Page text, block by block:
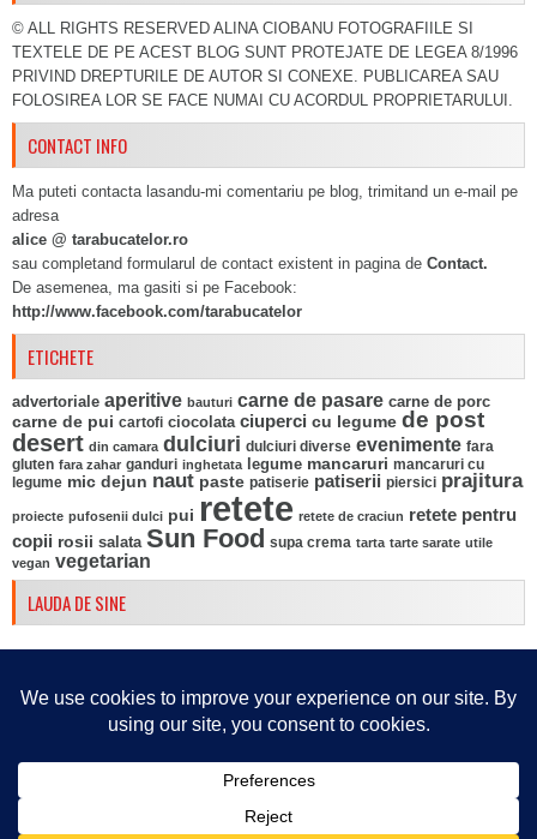
© ALL RIGHTS RESERVED ALINA CIOBANU FOTOGRAFIILE SI
TEXTELE DE PE ACEST BLOG SUNT PROTEJATE DE LEGEA 8/1996
PRIVIND DREPTURILE DE AUTOR SI CONEXE. PUBLICAREA SAU
FOLOSIREA LOR SE FACE NUMAI CU ACORDUL PROPRIETARULUI.
CONTACT INFO
Ma puteti contacta lasandu-mi comentariu pe blog, trimitand un e-mail pe
adresa
alice @ tarabucatelor.ro
sau completand formularul de contact existent in pagina de Contact.
De asemenea, ma gasiti si pe Facebook:
http://www.facebook.com/tarabucatelor
ETICHETE
advertoriale aperitive bauturi carne de pasare carne de porc
carne de pui cartofi ciocolata ciuperci cu legume de post
desert din camara dulciuri dulciuri diverse evenimente fara
gluten fara zahar ganduri inghetata legume mancaruri mancaruri cu
legume mic dejun naut paste patiserie patiserii piersici prajitura
proiecte pufosenii dulci pui retete retete de craciun retete pentru
copii rosii salata Sun Food supa crema tarta tarte sarate utile
vegan vegetarian
LAUDA DE SINE
Retete culinare din Tara bucatelor